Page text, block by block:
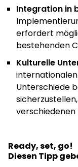
Integration in
erfordert
bestehenden
Kulturelle
Unterschiede
verschiedenen
Ready, set, go!
Diesen Tipp